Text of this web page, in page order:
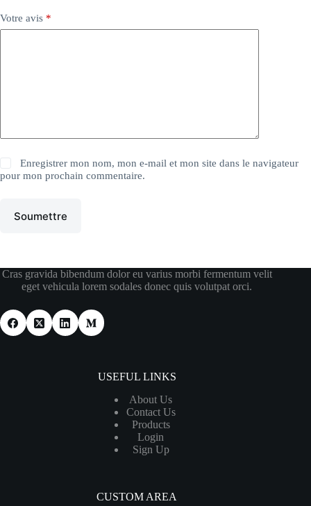
Votre avis *
Enregistrer mon nom, mon e-mail et mon site dans le navigateur
pour mon prochain commentaire.
Soumettre
Cras gravida bibendum dolor eu varius morbi fermentum velit
eget vehicula lorem sodales donec quis volutpat orci.
USEFUL LINKS
About Us
Contact Us
Products
Login
Sign Up
CUSTOM AREA